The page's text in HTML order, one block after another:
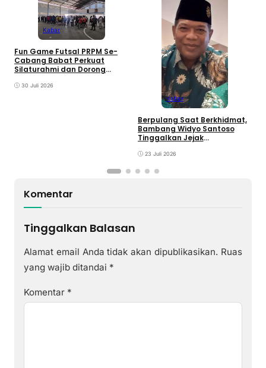
Kabar
Fun Game Futsal PRPM Se-
Cabang Babat Perkuat
Silaturahmi dan Dorong
30 Juli 2026
Kabar
Berpulang Saat Berkhidmat,
Bambang Widyo Santoso
Tinggalkan Jejak
Muhammadiyah Babat
23 Juli 2026
Komentar
Tinggalkan Balasan
Alamat email Anda tidak akan dipublikasikan. Ruas
yang wajib ditandai *
Komentar *